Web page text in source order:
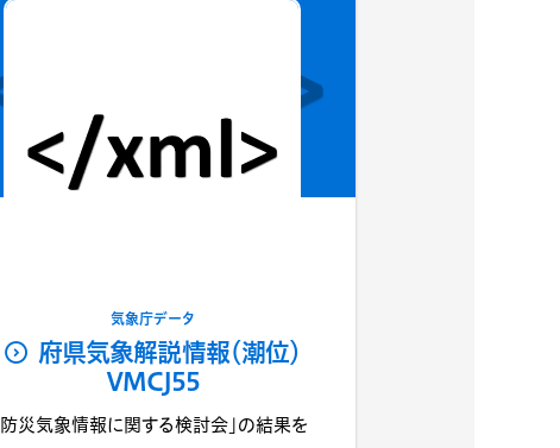
気象庁データ
府県気象解説情報（潮位）
VMCJ55
「防災気象情報に関する検討会」の結果を